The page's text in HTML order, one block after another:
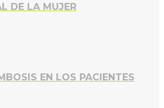
DE LA MUJER
EN LOS PACIENTES